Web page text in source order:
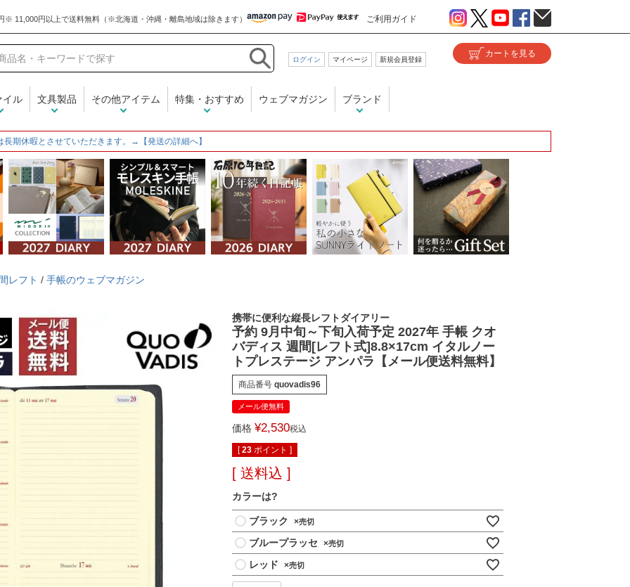
ご利用ガイド
和気文具
ログイン マイページ 新規会員登録
イル 文具製品 その他アイテム 特集・おすすめ ウェブマガジン ブランド
長期休暇とさせていただきます。→【発送の詳細へ】
レフト / 手帳のウェブマガジン
携帯に便利な縦長レフトダイアリー
予約 9月中旬～下旬入荷予定 2027年 手帳 クオ
バディス 週間[レフト式]8.8×17cm イタルノー
トプレステージ アンパラ【メール便送料無料】
商品番号 quovadis96
メール便無料
価格 ¥2,530税込
[23 ポイント ]
送料込
カラーは?
ブラック ×
ブループラッセ ×
レッド ×